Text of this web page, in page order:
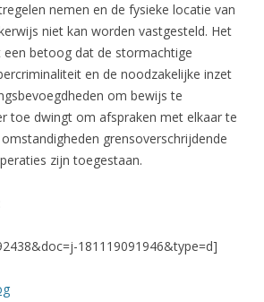
nemen en de fysieke locatie van
niet kan worden vastgesteld. Het
betoog dat de stormachtige
en de noodzakelijke inzet
om bewijs te
toe dwingt om afspraken met elkaar te
grensoverschrijdende
zijn toegestaan.
181119091946&type=d]